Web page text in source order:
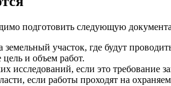
подготовить следующую
участок, где будут
и объем работ.
исследований, если это требование
если работы проходят на